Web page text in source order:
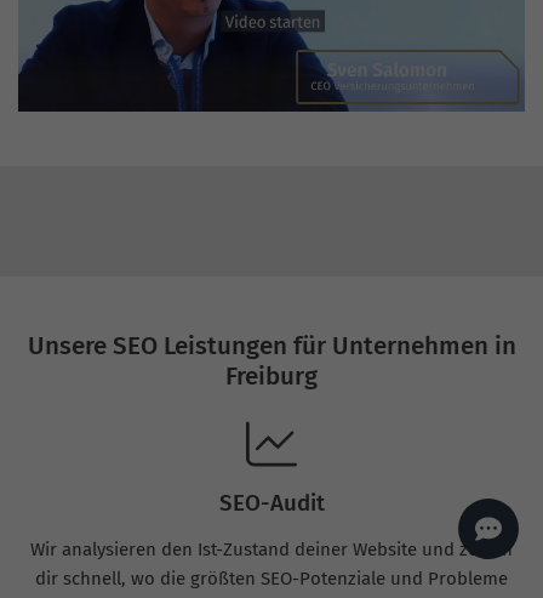
Unsere SEO Leistungen für Unternehmen in
Freiburg
SEO-Audit
Wir analysieren den Ist-Zustand deiner Website und zeigen
dir schnell, wo die größten SEO-Potenziale und Probleme
Hallo, willkommen bei